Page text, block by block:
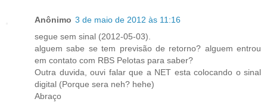
Anônimo 3 de maio de 2012 às 11:16
segue sem sinal (2012-05-03).
alguem sabe se tem previsão de retorno? alguem entrou
em contato com RBS Pelotas para saber?
Outra duvida, ouvi falar que a NET esta colocando o sinal
digital (Porque sera neh? hehe)
Abraço